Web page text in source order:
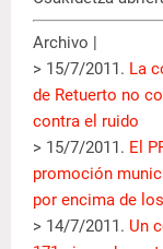
Archivo |
> 15/7/2011. La
de Retuerto no
contra el ruido
> 15/7/2011. El
promoción
por encima de
> 14/7/2011. Un